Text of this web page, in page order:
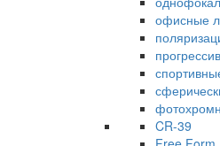
офисные
CR-39